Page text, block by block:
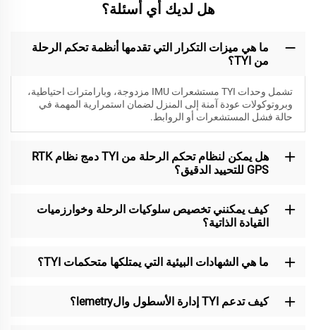
هل لديك أي أسئلة؟
ما هي ميزات التكرار التي تقدمها أنظمة تحكم الرحلة
من TYI؟
تشمل وحدات TYI مستشعرات IMU مزدوجة، وبارامترات احتياطية،
وبروتوكولات عودة آمنة إلى المنزل لضمان استمرارية المهمة في
حالة فشل المستشعرات أو الروابط.
هل يمكن لنظام تحكم الرحلة من TYI دمج نظام RTK
GPS للتحييد الدقيق؟
كيف يمكنني تخصيص سلوكيات الرحلة وخوارزميات
القيادة الذاتية؟
ما هي الشهادات البيئية التي يمتلكها متحكمات TYI؟
كيف تدعم TYI إدارة الأسطول والlemetry؟